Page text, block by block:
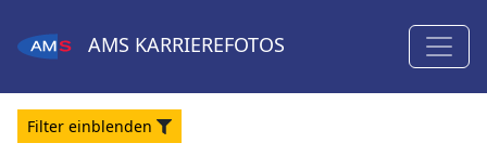
AMS KARRIEREFOTOS
Filter einblenden